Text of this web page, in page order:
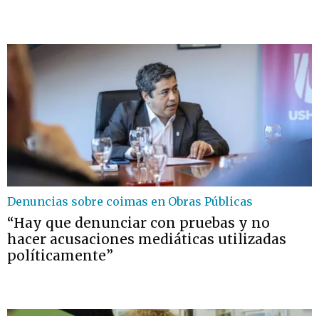
Denuncias sobre coimas en Obras Públicas
“Hay que denunciar con pruebas y no
hacer acusaciones mediáticas utilizadas
políticamente”